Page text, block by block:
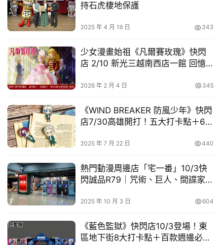
買
車
幫
幫
忙
界
玩
C
A
一出電梯口，遠遠就能看見快閃店主視覺在門口，看進門
排球場帶進展場啦！看日向、影山高飛殺球，月島攔網等十
位烏野高中選手的英姿，想一睹熱血沸騰的比賽就來這！只
有球員還不夠，教練烏養及顧問武田也在一旁，旁邊還有青
五面學校應援旗，從青葉城西高中的「制霸球場」到音駒高
中的「維繫」，看了好想吶喊起來！另一面還有「一球入
持石虎棲地保護
2025 年 4 月 16 日 343
少女漫畫始祖《凡爾賽玫瑰》快閃
店 2/10 新光三越南西店一館 回憶
2026 年 2 月 4 日 345
《WIND BREAKER 防風少年》快閃
店7/30高雄開打！五大打卡點＋60
2025 年 7 月 22 日 440
熱門動漫周邊店「宅一番」10/3快
閃誠品R79｜咒術、巨人、間諜家家
2025 年 10 月 3 日 604
《藍色監獄》快閃店10/3登場！東
區地下街8大打卡點＋百款週邊必收